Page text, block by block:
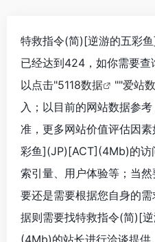
特救指令(简)[逆游的五彩
已经达到424，如你需要
以点击"5118数据 ""爱站
入；以目前的网站数据参
准，更多网站价值评估因
彩鱼](JP)[ACT](4Mb)的访
索引量、用户体验等；当
要还是需要根据您自身的
据则需要找特救指令(简)[
(4Mb)的站长进行洽谈提供